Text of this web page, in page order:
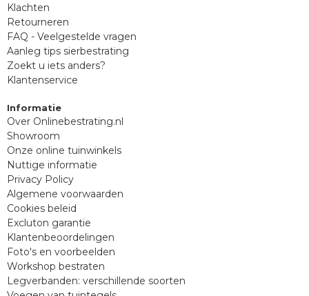
Klachten
Retourneren
FAQ - Veelgestelde vragen
Aanleg tips sierbestrating
Zoekt u iets anders?
Klantenservice
Informatie
Over Onlinebestrating.nl
Showroom
Onze online tuinwinkels
Nuttige informatie
Privacy Policy
Algemene voorwaarden
Cookies beleid
Excluton garantie
Klantenbeoordelingen
Foto's en voorbeelden
Workshop bestraten
Legverbanden: verschillende soorten